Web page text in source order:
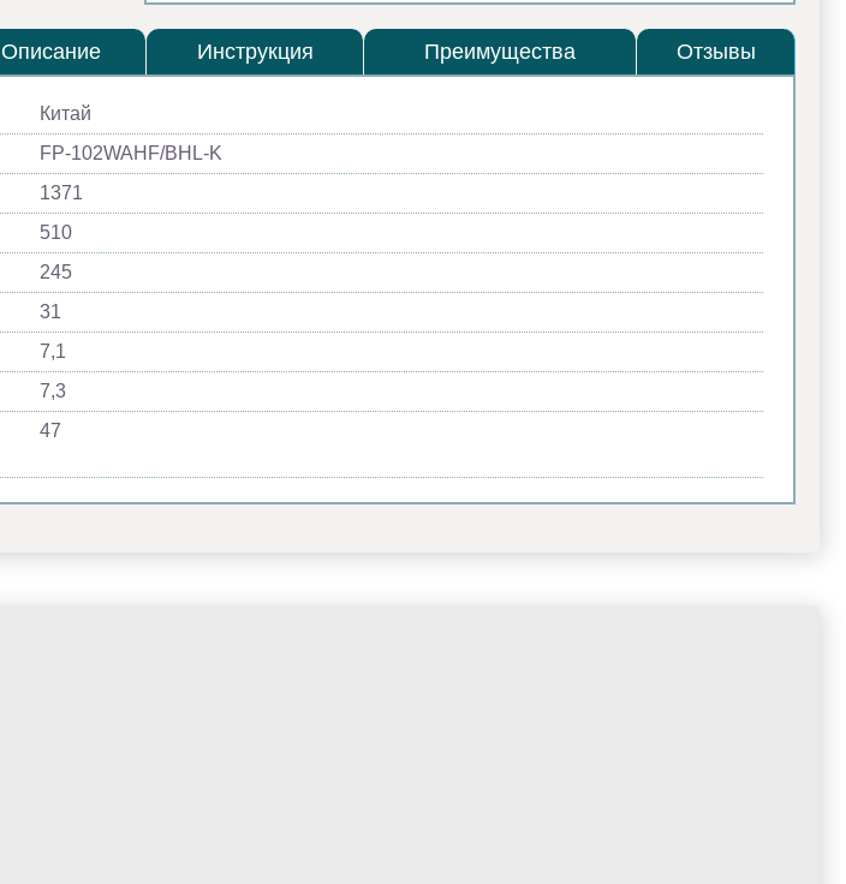
Описание Инструкция Преимущества Отзывы
Китай
FP-102WAHF/BHL-K
1371
510
245
31
7,1
7,3
47